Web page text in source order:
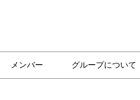
メンバー グループについて